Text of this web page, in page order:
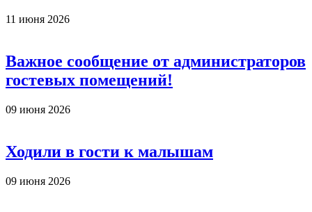
11 июня 2026
Важное сообщение от администраторов
гостевых помещений!
09 июня 2026
Ходили в гости к малышам
09 июня 2026